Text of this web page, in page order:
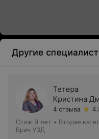
Другие
Тетера
Кристина
4 отзыва
Стаж 9 лет • Вторая
Врач УЗД